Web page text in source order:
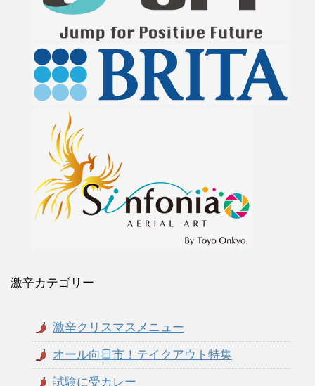
激辛カテゴリー
激辛クリスマスメニュー
オール向日市！テイクアウト特集
試験に受カレー